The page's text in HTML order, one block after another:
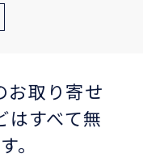
お取り寄せ
はすべて無
。